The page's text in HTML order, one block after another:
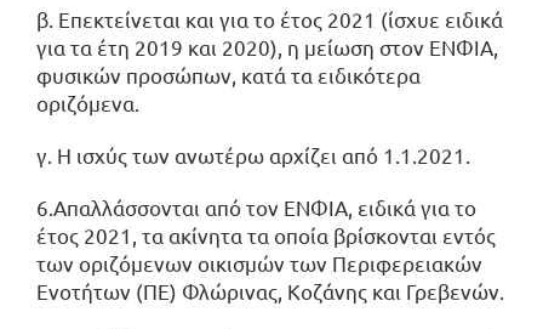
β. Επεκτείνεται και για το έτος 2021 (ίσχυε ειδικά
για τα έτη 2019 και 2020), η μείωση στον ΕΝΦΙΑ,
φυσικών προσώπων, κατά τα ειδικότερα
οριζόμενα.
γ. Η ισχύς των ανωτέρω αρχίζει από 1.1.2021.
6.Απαλλάσσονται από τον ΕΝΦΙΑ, ειδικά για το
έτος 2021, τα ακίνητα τα οποία βρίσκονται εντός
των οριζόμενων οικισμών των Περιφερειακών
Ενοτήτων (ΠΕ) Φλώρινας, Κοζάνης και Γρεβενών.